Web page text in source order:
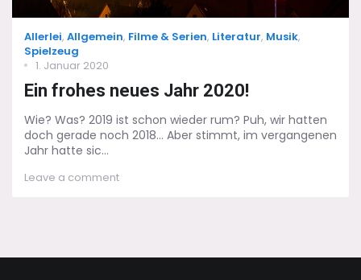
Categories
Allerlei, Allgemein, Filme & Serien, Literatur, Musik,
Spielzeug
Posted
1. Januar 2020
Ein frohes neues Jahr 2020!
Wie? Was? 2019 ist schon wieder rum? Puh, wir hatten
doch gerade noch 2018... Aber stimmt, im vergangenen
Jahr hatte sic...
Leave a commenton